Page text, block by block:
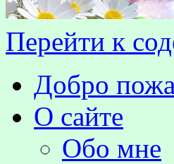
Перейти к
Добро
О сайте
Обо мне